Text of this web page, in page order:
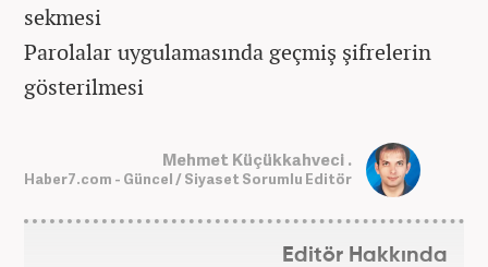
sekmesi
Parolalar uygulamasında geçmiş şifrelerin
gösterilmesi
Mehmet Küçükkahveci .
Haber7.com - Güncel / Siyaset Sorumlu Editör
Editör Hakkında